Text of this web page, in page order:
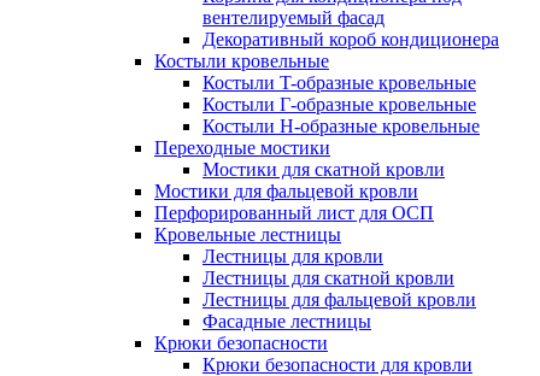
вентелируемый фасад
Декоративный короб кондиционера
Костыли кровельные
Костыли T-образные кровельные
Костыли Г-образные кровельные
Костыли Н-образные кровельные
Переходные мостики
Мостики для скатной кровли
Мостики для фальцевой кровли
Перфорированный лист для ОСП
Кровельные лестницы
Лестницы для кровли
Лестницы для скатной кровли
Лестницы для фальцевой кровли
Фасадные лестницы
Крюки безопасности
Крюки безопасности для кровли